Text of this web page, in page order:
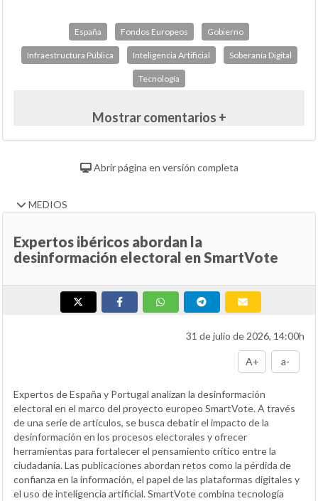
España Fondos Europeos Gobierno
Infraestructura Pública Inteligencia Artificial Soberanía Digital
Tecnología
Mostrar comentarios +
Abrir página en versión completa
MEDIOS
Expertos ibéricos abordan la
desinformación electoral en SmartVote
31 de julio de 2026, 14:00h
A+ a-
Expertos de España y Portugal analizan la desinformación
electoral en el marco del proyecto europeo SmartVote. A través
de una serie de artículos, se busca debatir el impacto de la
desinformación en los procesos electorales y ofrecer
herramientas para fortalecer el pensamiento crítico entre la
ciudadanía. Las publicaciones abordan retos como la pérdida de
confianza en la información, el papel de las plataformas digitales y
el uso de inteligencia artificial. SmartVote combina tecnología